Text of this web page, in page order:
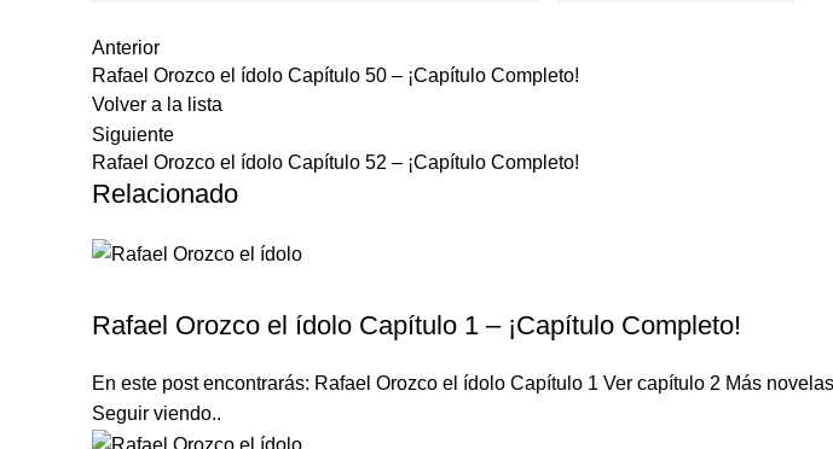
Anterior
Rafael Orozco el ídolo Capítulo 50 – ¡Capítulo Completo!
Volver a la lista
Siguiente
Rafael Orozco el ídolo Capítulo 52 – ¡Capítulo Completo!
Relacionado
Rafael Orozco el ídolo Capítulo 1 – ¡Capítulo Completo!
En este post encontrarás: Rafael Orozco el ídolo Capítulo 1 Ver capítulo 2 Más
Seguir viendo..